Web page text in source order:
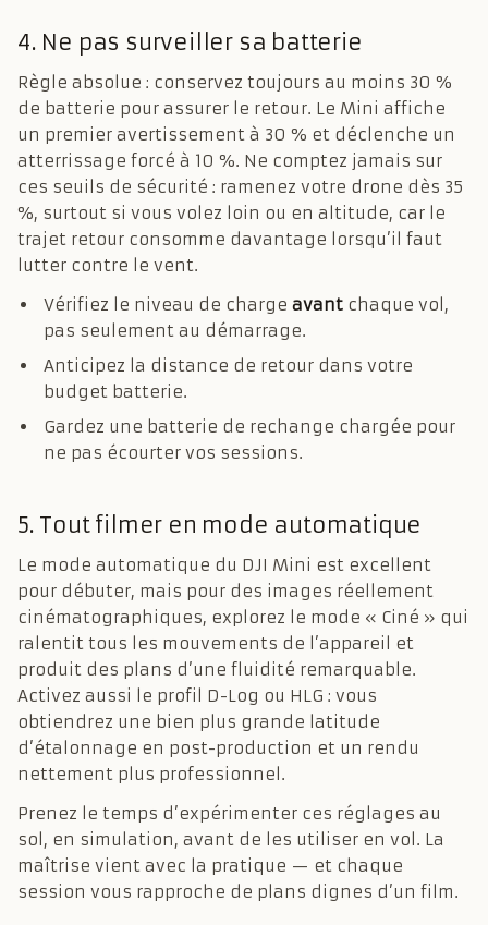
4. Ne pas surveiller sa batterie
Règle absolue : conservez toujours au moins 30 %
de batterie pour assurer le retour. Le Mini affiche
un premier avertissement à 30 % et déclenche un
atterrissage forcé à 10 %. Ne comptez jamais sur
ces seuils de sécurité : ramenez votre drone dès 35
%, surtout si vous volez loin ou en altitude, car le
trajet retour consomme davantage lorsqu’il faut
lutter contre le vent.
Vérifiez le niveau de charge avant chaque vol,
pas seulement au démarrage.
Anticipez la distance de retour dans votre
budget batterie.
Gardez une batterie de rechange chargée pour
ne pas écourter vos sessions.
5. Tout filmer en mode automatique
Le mode automatique du DJI Mini est excellent
pour débuter, mais pour des images réellement
cinématographiques, explorez le mode « Ciné » qui
ralentit tous les mouvements de l’appareil et
produit des plans d’une fluidité remarquable.
Activez aussi le profil D-Log ou HLG : vous
obtiendrez une bien plus grande latitude
d’étalonnage en post-production et un rendu
nettement plus professionnel.
Prenez le temps d’expérimenter ces réglages au
sol, en simulation, avant de les utiliser en vol. La
maîtrise vient avec la pratique — et chaque
session vous rapproche de plans dignes d’un film.